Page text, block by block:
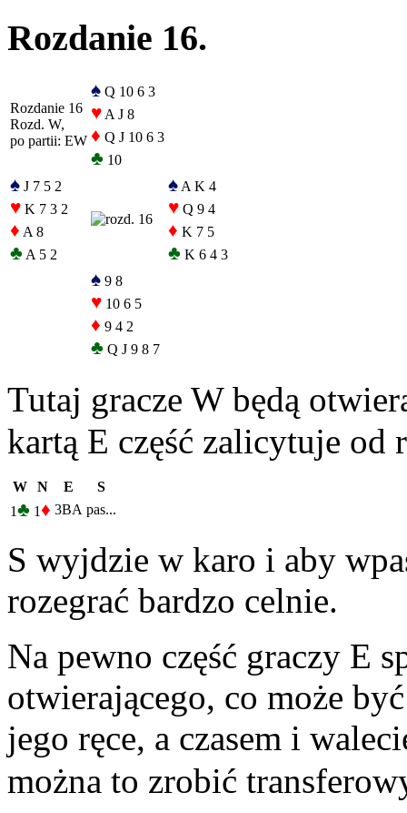
Rozdanie 16.
Rozdanie 16
Rozd. W,
po partii: EW
♠ Q 10 6 3
♥ A J 8
♦ Q J 10 6 3
♣ 10
♠ J 7 5 2
♥ K 7 3 2
♦ A 8
♣ A 5 2
♠ A K 4
♥ Q 9 4
♦ K 7 5
♣ K 6 4 3
♠ 9 8
♥ 10 6 5
♦ 9 4 2
♣ Q J 9 8 7
Tutaj gracze W będą
kartą E część zalicytuje od
W N E
S
1♣ 1♦ 3BA pas...
S wyjdzie w karo i aby
rozegrać bardzo celnie.
Na pewno część graczy E
otwierającego, co może
jego ręce, a czasem i
można to zrobić